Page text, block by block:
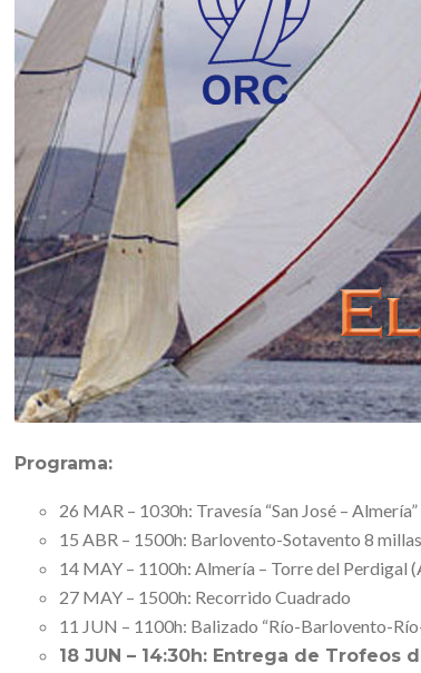
Programa:
26 MAR – 1030h: Travesía “San José – Almería”
15 ABR – 1500h: Barlovento-Sotavento 8 millas
14 MAY – 1100h: Almería – Torre del Perdigal
27 MAY – 1500h: Recorrido Cuadrado
11 JUN – 1100h: Balizado “Río-Barlovento-
18 JUN – 14:30h: Entrega de